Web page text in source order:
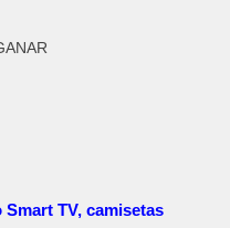
TV, camisetas